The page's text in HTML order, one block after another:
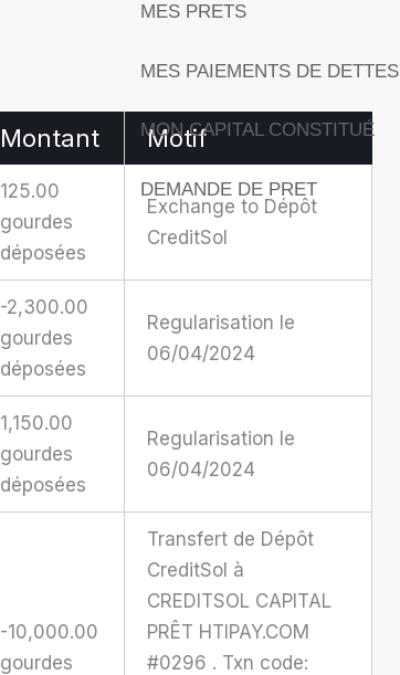
Montant Motif
125.00
gourdes
déposées
Exchange to Dépôt
CreditSol
-2,300.00
gourdes
déposées
Regularisation le
06/04/2024
1,150.00
gourdes
déposées
Regularisation le
06/04/2024
-10,000.00
gourdes
Transfert de Dépôt
CreditSol à
CREDITSOL CAPITAL
PRÊT HTIPAY.COM
#0296 . Txn code:
MES PRETS
MES PAIEMENTS DE DETTES
MON CAPITAL CONSTITUÉ
DEMANDE DE PRET